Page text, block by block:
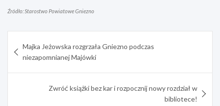
Źródło: Starostwo Powiatowe Gniezno
wpisu
Majka Jeżowska rozgrzała Gniezno podczas
niezapomnianej Majówki
Zwróć książki bez kar i rozpocznij nowy rozdział w
bibliotece!